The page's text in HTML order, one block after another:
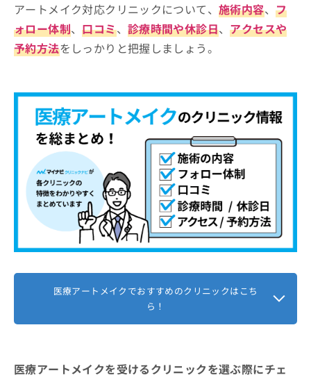
アートメイク対応クリニックについて、施術内容、 フ
ォロー体制、口コミ、 診療時間や休診日、アクセスや
予約方法をしっかりと把握しましょう。
医療アートメイクでおすすめのクリニックはこち
ら！
医療アートメイクを受けるクリニックを選ぶ際にチェ